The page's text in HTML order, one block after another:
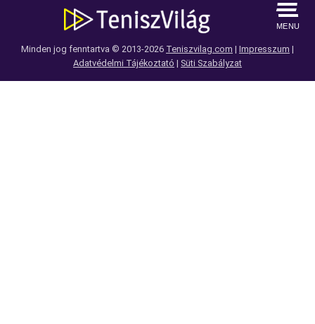
MENU
Minden jog fenntartva © 2013-2026 Teniszvilag.com | Impresszum |
Adatvédelmi Tájékoztató | Süti Szabályzat